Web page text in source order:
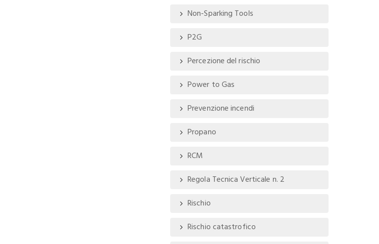
Non-Sparking Tools
P2G
Percezione del rischio
Power to Gas
Prevenzione incendi
Propano
RCM
Regola Tecnica Verticale n. 2
Rischio
Rischio catastrofico